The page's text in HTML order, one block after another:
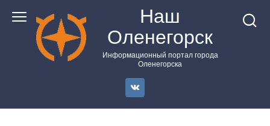
контенту
Наш
Оленегорск
Информационный портал города
Оленегорска